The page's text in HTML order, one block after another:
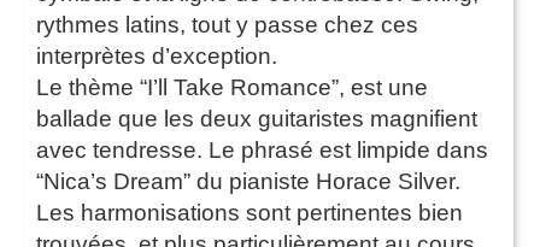
rythmes latins, tout y passe chez ces
interprètes d’exception.
Le thème “I’ll Take Romance”, est une
ballade que les deux guitaristes magnifient
avec tendresse. Le phrasé est limpide dans
“Nica’s Dream” du pianiste Horace Silver.
Les harmonisations sont pertinentes bien